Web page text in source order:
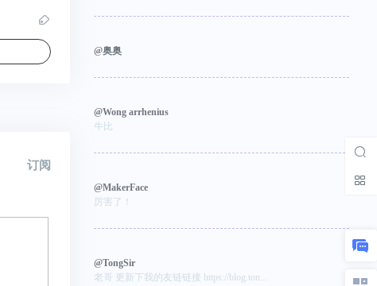
订阅
@奥奥
@Wong arrhenius
牛比
@MakerFace
厉害了！
@TongSir
老哥 更新下我的友链链接 https://blog.ton...